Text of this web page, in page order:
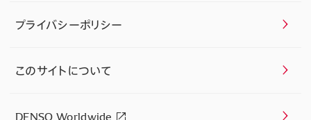
プライバシーポリシー
このサイトについて
DENSO Worldwide